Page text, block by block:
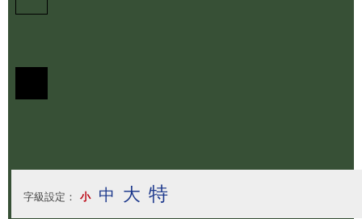
字級設定： 小 中 大 特